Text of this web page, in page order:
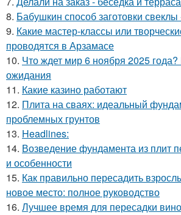
8. Бабушкин способ заготовки свеклы
9. Какие мастер-классы или
проводятся в Арзамасе
10. Что ждет мир 6 ноября 2025
ожидания
11. Какие казино работают
12. Плита на сваях: идеальный
проблемных грунтов
13. Headlines:
14. Возведение фундамента из плит
и особенности
15. Как правильно пересадить
новое место: полное руководство
16. Лучшее время для пересадки